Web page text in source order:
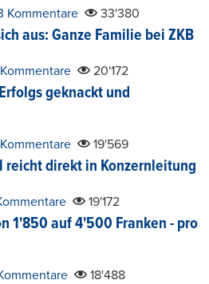
Kommentare 33'380
aus: Ganze Familie bei ZKB
Kommentare 20'172
geknackt und
19'569
reicht direkt in Konzernleitung
19'172
1'850 auf 4'500 Franken - pro
18'488